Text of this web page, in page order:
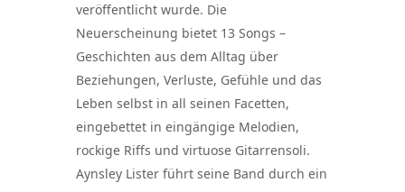
veröffentlicht wurde. Die
Neuerscheinung bietet 13 Songs –
Geschichten aus dem Alltag über
Beziehungen, Verluste, Gefühle und das
Leben selbst in all seinen Facetten,
eingebettet in eingängige Melodien,
rockige Riffs und virtuose Gitarrensoli.
Aynsley Lister führt seine Band durch ein